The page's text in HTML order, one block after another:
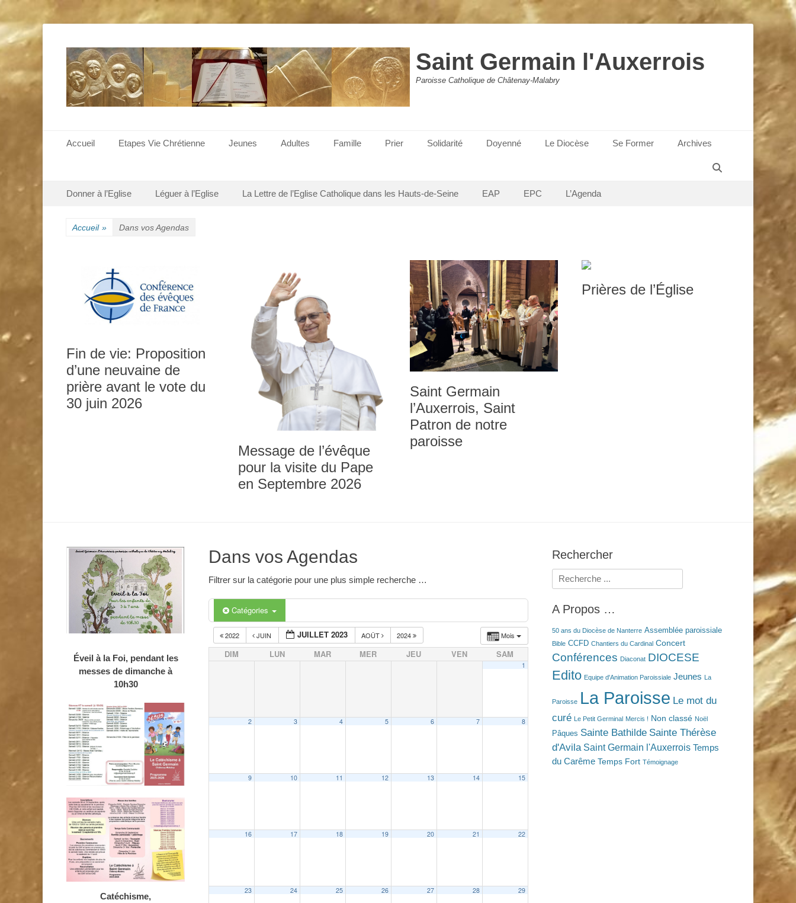
Saint Germain l'Auxerrois
Paroisse Catholique de Châtenay-Malabry
Menu principal
Accueil Etapes Vie Chrétienne Jeunes Adultes Famille Prier Solidarité Doyenné Le Diocèse Se Former
Archives
Menu secondaire
Donner à l’Eglise Léguer à l’Eglise La Lettre de l’Eglise Catholique dans les Hauts-de-Seine EAP EPC L’Agenda
Accueil » Dans vos Agendas
Fin de vie: Proposition
d’une neuvaine de
prière avant le vote du
30 juin 2026
Message de l’évêque
pour la visite du Pape
en Septembre 2026
Saint Germain
l’Auxerrois, Saint
Patron de notre
paroisse
Prières de l’Église
Dans vos Agendas
Filtrer sur la catégorie pour une plus simple recherche …
Catégories
Mois
2022 JUIN JUILLET 2023 AOÛT 2024
DIM LUN MAR MER JEU VEN SAM
1
2 3 4 5 6 7 8
9 10 11 12 13 14 15
16 17 18 19 20 21 22
23 24 25 26 27 28 29
Rechercher
Rechercher :
A Propos …
50 ans du Diocèse de Nanterre Assemblée paroissiale
Bible CCFD Chantiers du Cardinal Concert
Conférences Diaconat DIOCESE
Edito Equipe d'Animation Paroissiale Jeunes La
Paroisse La Paroisse Le mot du
curé
Le Petit Germinal Mercis ! Non classé Noël
Pâques Sainte Bathilde Sainte Thérèse
d'Avila Saint Germain l'Auxerrois Temps
du Carême Temps Fort Témoignage
Éveil à la Foi, pendant les
messes de dimanche à
10h30
Catéchisme,